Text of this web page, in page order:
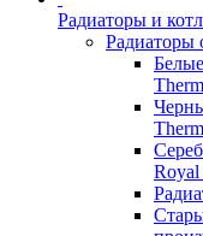
Радиаторы и
Радиаторы
Royal